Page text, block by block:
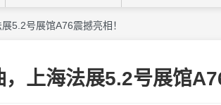
5.2号展馆A76震撼亮相！
上海法展5.2号展馆